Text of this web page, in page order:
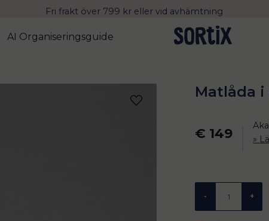
Fri frakt över 799 kr eller vid avhämtning
Leverans 2-4 arbetsdagar med Postnord
AI Organiseringsguide
Matlåda i
€ 149
- +